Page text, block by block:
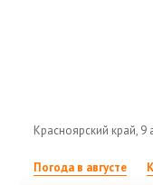
Красноярский край, 9
Погода в августе